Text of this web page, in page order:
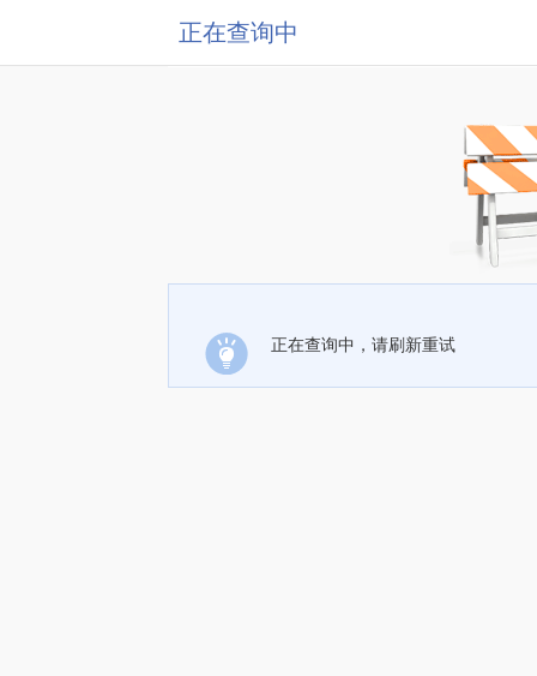
正在查询中
正在查询中，请刷新重试